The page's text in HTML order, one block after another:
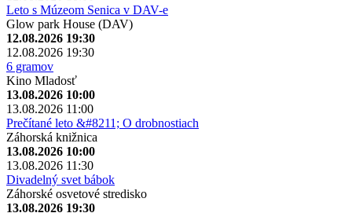
Leto s Múzeom Senica v DAV-e
Glow park House (DAV)
12.08.2026 19:30
12.08.2026 19:30
6 gramov
Kino Mladosť
13.08.2026 10:00
13.08.2026 11:00
Prečítané leto &#8211; O drobnostiach
Záhorská knižnica
13.08.2026 10:00
13.08.2026 11:30
Divadelný svet bábok
Záhorské osvetové stredisko
13.08.2026 19:30